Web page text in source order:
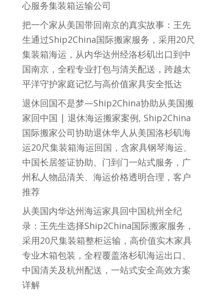
心服务集装箱运输公司
把一个家从美国带回南京的真实故事：王先
生通过Ship2China国际搬家服务，采用20尺
集装箱海运，从内华达州经洛杉矶出口到中
国南京，全程专业打包与清关配送，跨越太
平洋守护家庭记忆与高价值家具安全抵达
退休回国不是梦—Ship2China协助从美国搬
家回中国 | 退休海运搬家案例, Ship2China
国际搬家公司协助退休华人从美国洛杉矶海
运20尺集装箱海运回国，含家具钢琴海运、
中国长居签证协助、门到门一站式服务，广
州私人物品清关、海运价格透明合理，客户
推荐
从美国内华达州海运家具回中国杭州全纪
录：王先生选择Ship2China国际搬家服务，
采用20尺集装箱整柜运输，高价值实木家具
专业木箱包装，全程覆盖洛杉矶海运出口、
中国清关及杭州配送，一站式安全高效方案
详解